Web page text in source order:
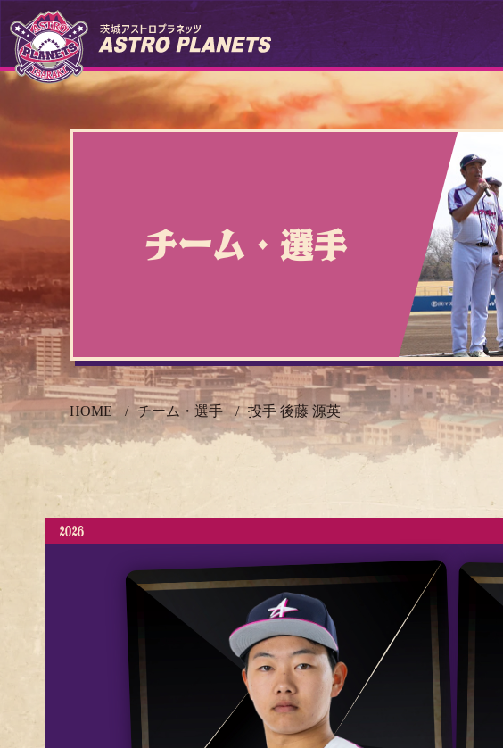
チーム・選手
HOME チーム・選手 投手 後藤 源英
2026